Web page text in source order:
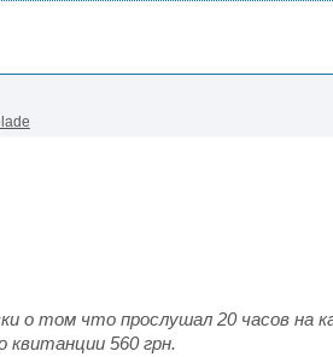
о том что прослушал 20 часов на
квитанции 560 грн.